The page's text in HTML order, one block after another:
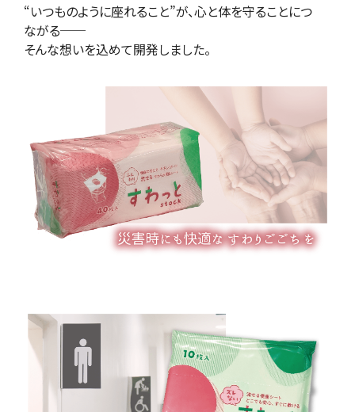
“いつものように座れること”が、心と体を守ることにつ
ながる──
そんな想いを込めて開発しました。